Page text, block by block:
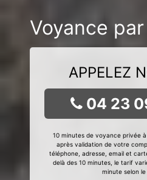
Voyance
APPELEZ
04 23
10 minutes de voyance privée
après validation de votre
téléphone, adresse, email et
delà des 10 minutes, le tarif
minute selon